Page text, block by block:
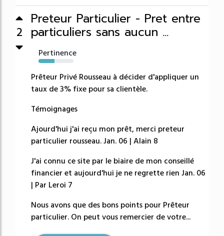
2
Preteur Particulier - Pret entre
particuliers sans aucun ...
Pertinence
46%
Prêteur Privé Rousseau à décider d'appliquer un
taux de 3% fixe pour sa clientèle.
Témoignages
Ajourd'hui j'ai reçu mon prêt, merci preteur
particulier rousseau. Jan. 06 | Alain 8
J'ai connu ce site par le biaire de mon conseillé
financier et aujourd'hui je ne regrette rien Jan. 06
| Par Leroi 7
Nous avons que des bons points pour Prêteur
particulier. On peut vous remercier de votre...